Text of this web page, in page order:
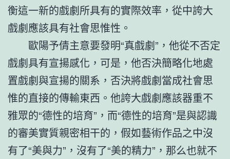
衡這一新的戲劇所具有的實際效率，從中誇大
戲劇應該具有社會思惟性。
歐陽予倩主意要發明“真戲劇”，他從不否定
戲劇具有宣揚感化，可是，他否決簡略化地處
置戲劇與宣揚的關系，否決將戲劇當成社會思
惟的直接的傳輸東西。他誇大戲劇應該器重不
雅眾的“德性的培育”，而“德性的培育”是與認識
的審美實質親密相干的，假如藝術作品之中沒
有了“美與力”，沒有了“美的精力”，那么也就不